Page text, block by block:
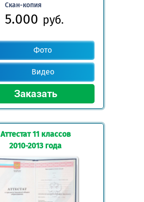
Скан-копия
5.000 руб.
Фото
Видео
Аттестат 11 классов
2010-2013 года